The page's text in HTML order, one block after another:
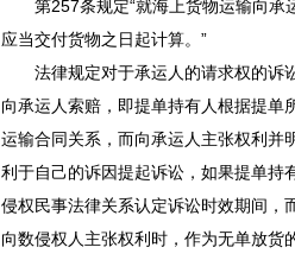
第257条规定“就海上货物运输向承
应当交付货物之日起计算。”
法律规定对于承运人的请求权的诉
向承运人索赔，即提单持有人根据提单
运输合同关系，而向承运人主张权利并
利于自己的诉因提起诉讼，如果提单持
侵权民事法律关系认定诉讼时效期间，
向数侵权人主张权利时，作为无单放货